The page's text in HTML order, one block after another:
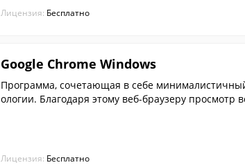
Лицензия: Бесплатно
Google Chrome Windows
Программа, сочетающая в себе
ологии. Благодаря этому веб-браузеру
Лицензия: Бесплатно